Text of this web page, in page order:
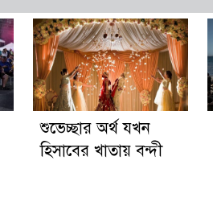
শুভেচ্ছার অর্থ যখন
হিসাবের খাতায় বন্দী